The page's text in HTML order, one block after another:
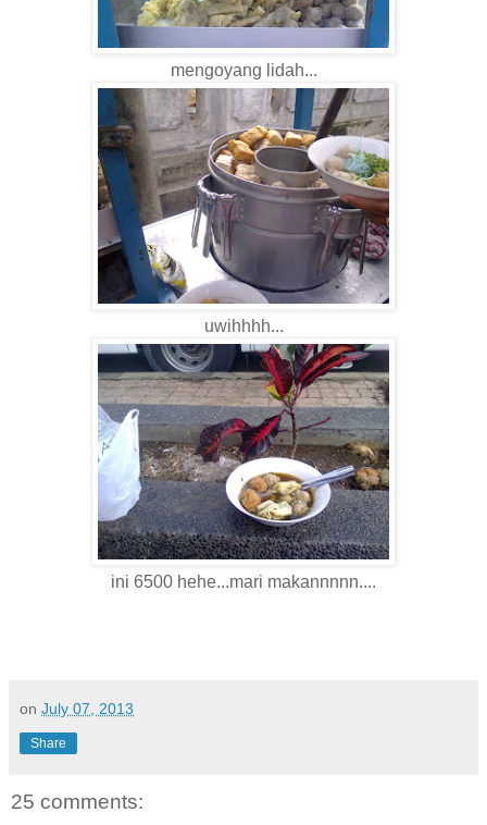
mengoyang lidah...
uwihhhh...
ini 6500 hehe...mari makannnnn....
on July 07, 2013
Share
25 comments: